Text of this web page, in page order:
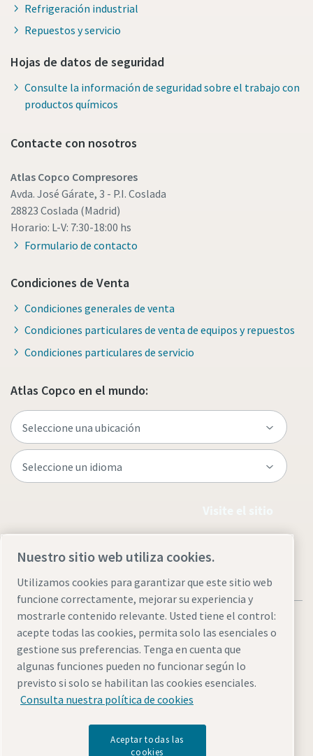
Aire comprimido y nitrógeno para la industria
de alimentación y bebidas
El sabor, la calidad y la seguridad son la constante en la
industria de alimentación y bebidas, pero hay un
ingrediente fundamental que no se tiene en cuenta: el aire
las soluciones de aire comprimido y nitrógeno para la
industria de alimentación y bebidas.
Descargar aquí
Refrigeración industrial
Repuestos y servicio
Hojas de datos de seguridad
Consulte la información de seguridad sobre el trabajo con
productos químicos
Contacte con nosotros
Atlas Copco Compresores
Avda. José Gárate, 3 - P.I. Coslada
28823 Coslada (Madrid)
Horario: L-V: 7:30-18:00 hs
Formulario de contacto
Condiciones de Venta
Condiciones generales de venta
Condiciones particulares de venta de equipos y repuestos
Condiciones particulares de servicio
Atlas Copco en el mundo:
Legal & Privacy NoticesAdministrar cookiesAccesibilidad
Sitemap
© 2026 Atlas Copco AB
Nuestro sitio web utiliza cookies.
Utilizamos cookies para garantizar que este sitio web
funcione correctamente, mejorar su experiencia y
mostrarle contenido relevante. Usted tiene el control:
acepte todas las cookies, permita solo las esenciales o
gestione sus preferencias. Tenga en cuenta que
algunas funciones pueden no funcionar según lo
previsto si solo se habilitan las cookies esenciales.
Consulta nuestra política de cookies
Aceptar todas las
cookies